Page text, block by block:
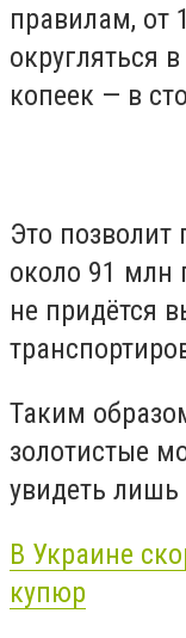
правилам, от
округляться
копеек — в
Это позволит
около 91 млн
не придётся
Таким
золотистые
увидеть
В Украине
купюр